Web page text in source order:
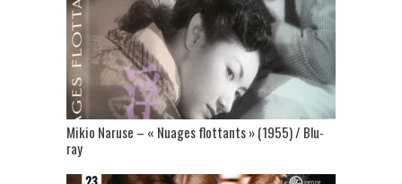
Mikio Naruse – « Nuages flottants » (1955) / Blu-
ray